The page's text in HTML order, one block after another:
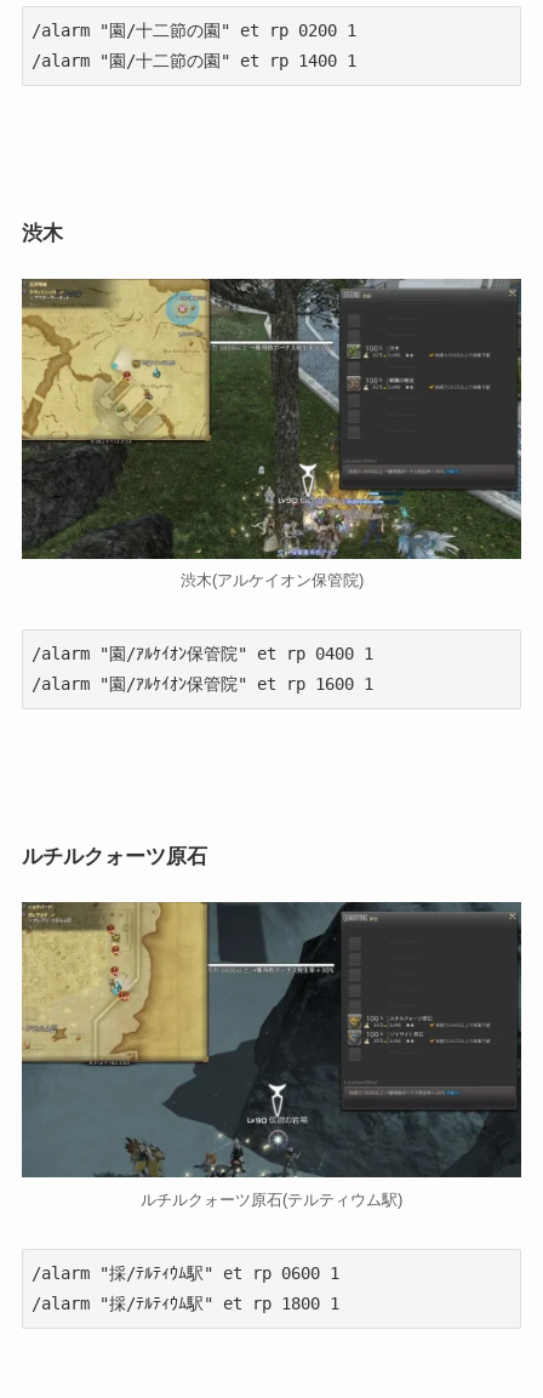
/alarm "園/十二節の園" et rp 0200 1
/alarm "園/十二節の園" et rp 1400 1
渋木
渋木(アルケイオン保管院)
/alarm "園/ｱﾙｹｲｵﾝ保管院" et rp 0400 1
/alarm "園/ｱﾙｹｲｵﾝ保管院" et rp 1600 1
ルチルクォーツ原石
ルチルクォーツ原石(テルティウム駅)
/alarm "採/ﾃﾙﾃｨｳﾑ駅" et rp 0600 1
/alarm "採/ﾃﾙﾃｨｳﾑ駅" et rp 1800 1